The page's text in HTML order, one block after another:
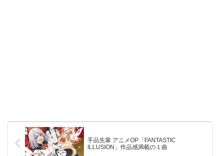
手品先輩 アニメOP「FANTASTIC
ILLUSION」作品感満載の１曲